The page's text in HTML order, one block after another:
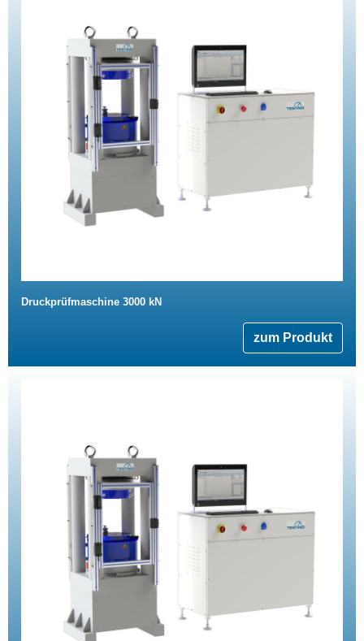
Druckprüfmaschine 3000 kN
zum Produkt